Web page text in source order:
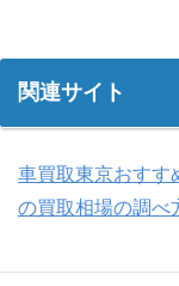
関連サイト
車買取東京おすす
の買取相場の調べ